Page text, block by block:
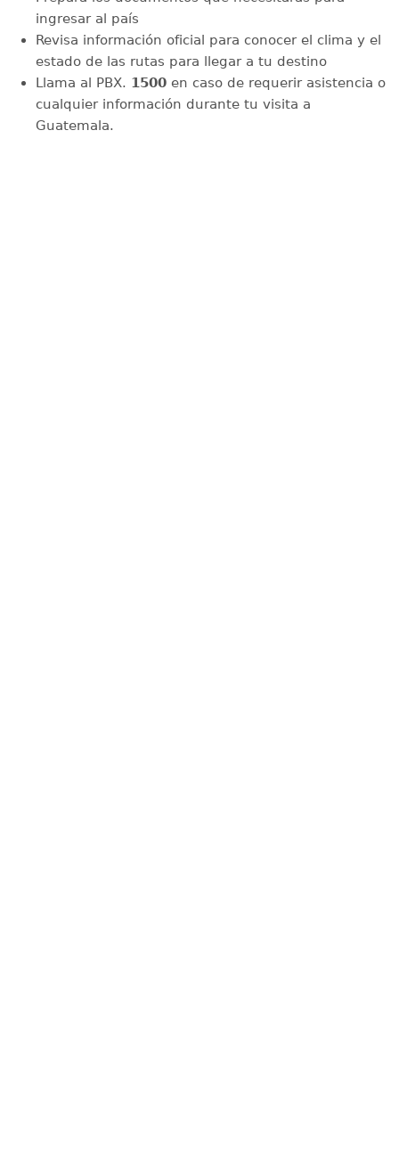
ingresar al país
Revisa información oficial para conocer el clima y el
estado de las rutas para llegar a tu destino
Llama al PBX. 1500 en caso de requerir asistencia o
cualquier información durante tu visita a
Guatemala.